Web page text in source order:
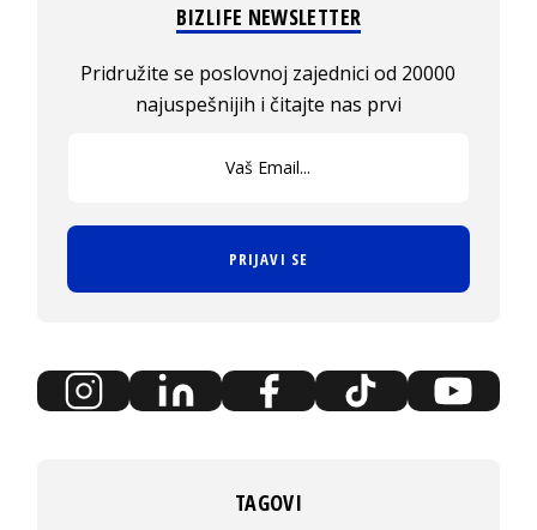
BIZLIFE NEWSLETTER
Pridružite se poslovnoj zajednici od 20000
najuspešnijih i čitajte nas prvi
PRIJAVI SE
TAGOVI